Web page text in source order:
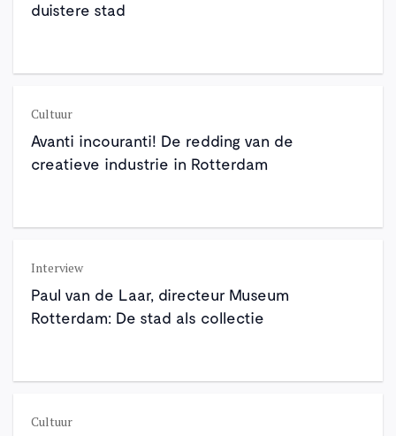
duistere stad
Cultuur
Avanti incouranti! De redding van de
creatieve industrie in Rotterdam
Interview
Paul van de Laar, directeur Museum
Rotterdam: De stad als collectie
Cultuur